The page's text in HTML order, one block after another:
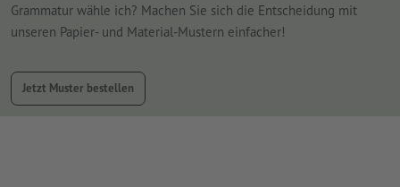
Grammatur wähle ich? Machen Sie sich die Entscheidung mit
unseren Papier- und Material-Mustern einfacher!
Jetzt Muster bestellen